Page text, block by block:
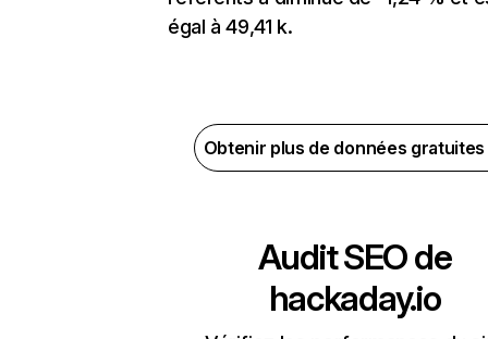
égal à 49,41 k.
Obtenir plus de données
Audit SEO de
hackaday.io